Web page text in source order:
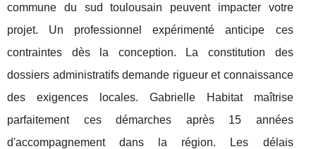
commune du sud toulousain peuvent impacter votre
projet. Un professionnel expérimenté anticipe ces
contraintes dès la conception. La constitution des
dossiers administratifs demande rigueur et connaissance
des exigences locales. Gabrielle Habitat maîtrise
parfaitement ces démarches après 15 années
d'accompagnement dans la région. Les délais